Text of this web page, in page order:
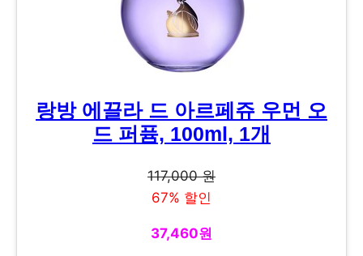
랑방 에끌라 드 아르페쥬 우먼 오
드 퍼퓸, 100ml, 1개
117,000 원
67% 할인
37,460원